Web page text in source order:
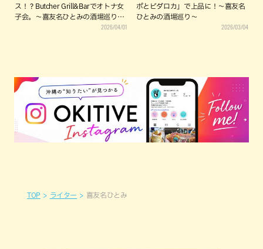
ス！？Butcher Grill&Barでオトナ女
子会。〜喜友名ひとみの酒場巡り〜
2026/04/01
ポとビダロカ」で上品に！〜喜友名
ひとみの酒場巡り〜
2026/03/04
TOP ライター 喜友名ひとみ